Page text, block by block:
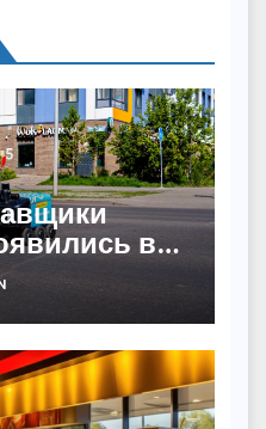
в